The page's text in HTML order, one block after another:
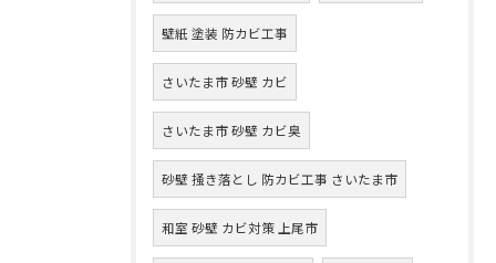
壁紙 塗装 防カビ工事
さいたま市 砂壁 カビ
さいたま市 砂壁 カビ臭
砂壁 掻き落とし 防カビ工事 さいたま市
和室 砂壁 カビ対策 上尾市